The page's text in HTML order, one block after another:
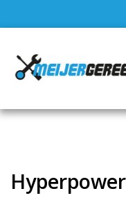
Hyperpower